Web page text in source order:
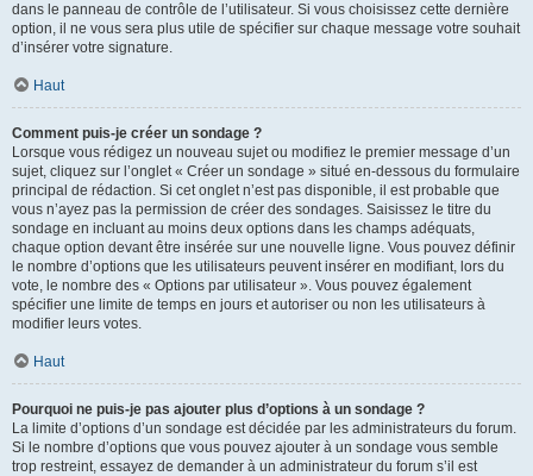
dans le panneau de contrôle de l’utilisateur. Si vous choisissez cette dernière
option, il ne vous sera plus utile de spécifier sur chaque message votre souhait
d’insérer votre signature.
Haut
Comment puis-je créer un sondage ?
Lorsque vous rédigez un nouveau sujet ou modifiez le premier message d’un
sujet, cliquez sur l’onglet « Créer un sondage » situé en-dessous du formulaire
principal de rédaction. Si cet onglet n’est pas disponible, il est probable que
vous n’ayez pas la permission de créer des sondages. Saisissez le titre du
sondage en incluant au moins deux options dans les champs adéquats,
chaque option devant être insérée sur une nouvelle ligne. Vous pouvez définir
le nombre d’options que les utilisateurs peuvent insérer en modifiant, lors du
vote, le nombre des « Options par utilisateur ». Vous pouvez également
spécifier une limite de temps en jours et autoriser ou non les utilisateurs à
modifier leurs votes.
Haut
Pourquoi ne puis-je pas ajouter plus d’options à un sondage ?
La limite d’options d’un sondage est décidée par les administrateurs du forum.
Si le nombre d’options que vous pouvez ajouter à un sondage vous semble
trop restreint, essayez de demander à un administrateur du forum s’il est